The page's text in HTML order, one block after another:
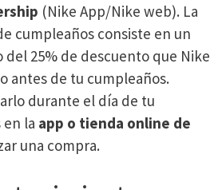
(Nike App/Nike web). La
cumpleaños consiste en un
del 25% de descuento que Nike
antes de tu cumpleaños.
durante el día de tu
la app o tienda online de
una compra.